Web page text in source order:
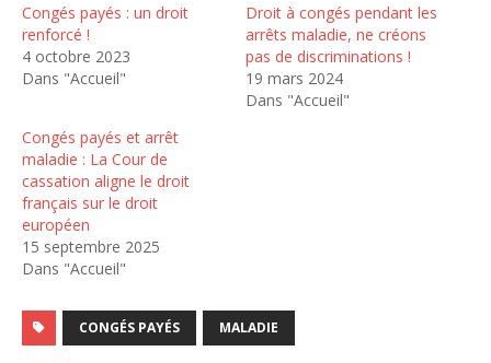
Congés payés : un droit
renforcé !
4 octobre 2023
Dans "Accueil"
Droit à congés pendant les
arrêts maladie, ne créons
pas de discriminations !
19 mars 2024
Dans "Accueil"
Congés payés et arrêt
maladie : La Cour de
cassation aligne le droit
français sur le droit
européen
15 septembre 2025
Dans "Accueil"
CONGÉS PAYÉS MALADIE